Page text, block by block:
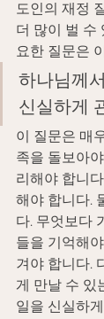
도인의 재정
더 많이 벌 수
요한 질문은
하나님께
신실하게
이 질문은 매
족을 돌보아
리해야 합니
해야 합니다.
다. 무엇보다
들을 기억해
겨야 합니다.
게 만날 수 있
일을 신실하